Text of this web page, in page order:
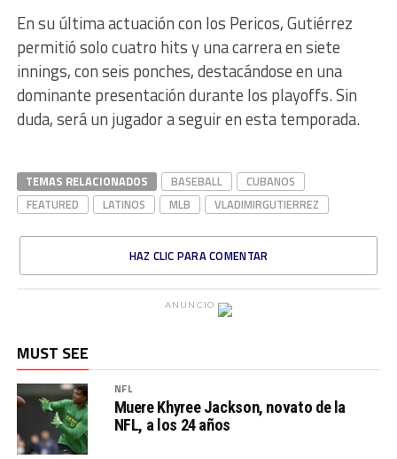
En su última actuación con los Pericos, Gutiérrez
permitió solo cuatro hits y una carrera en siete
innings, con seis ponches, destacándose en una
dominante presentación durante los playoffs. Sin
duda, será un jugador a seguir en esta temporada.
TEMAS RELACIONADOS BASEBALL
CUBANOS
FEATURED
LATINOS MLB VLADIMIRGUTIERREZ
HAZ CLIC PARA COMENTAR
ANUNCIO
MUST SEE
NFL
Muere Khyree Jackson, novato de la
NFL, a los 24 años